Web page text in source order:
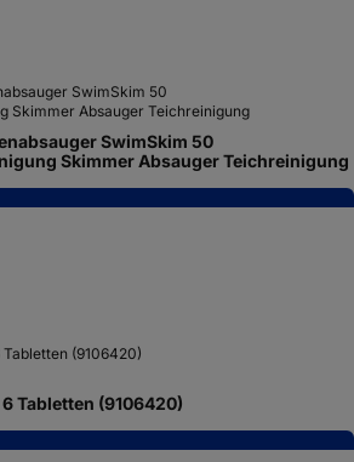
SwimSkim 50
Skimmer Absauger Teichreinigung
Tabletten (9106420)